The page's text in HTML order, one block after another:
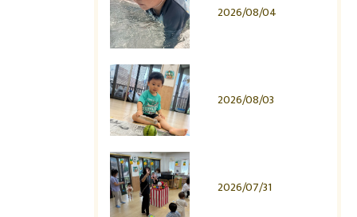
2026/08/04
2026/08/03
2026/07/31